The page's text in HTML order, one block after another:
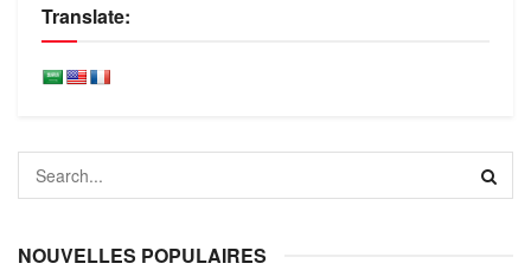
Translate:
NOUVELLES POPULAIRES